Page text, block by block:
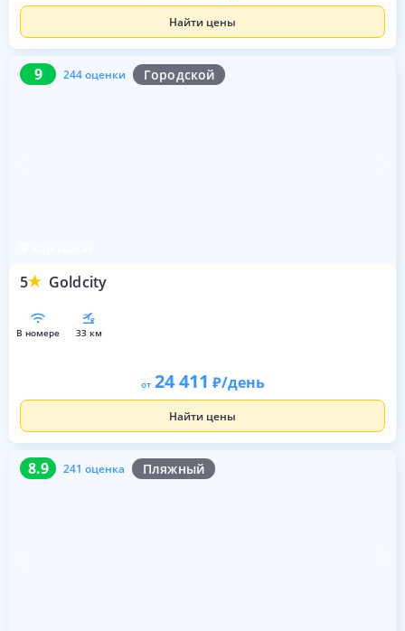
Найти цены
9 244 оценки Городской
5 Goldcity
9 244 оценки
в номере 33 км
от 24 411 /день
Найти цены
8.9 241 оценка Пляжный
8.9 241 оценка